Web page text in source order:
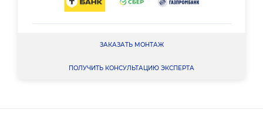
ЗАКАЗАТЬ МОНТАЖ
ПОЛУЧИТЬ КОНСУЛЬТАЦИЮ ЭКСПЕРТА